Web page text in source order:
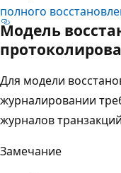
полного
Модель
Для модели
журналировании
журналов
Замечание